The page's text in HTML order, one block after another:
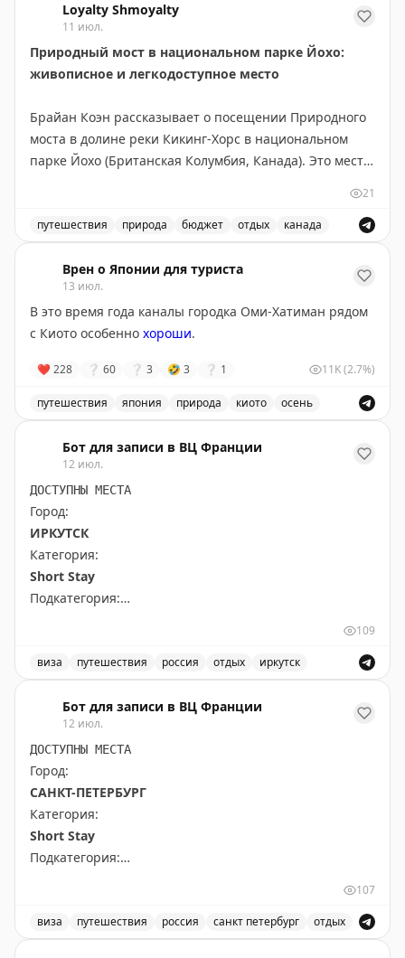
номер, а ужин превратился в экскурсию по винному
погребу. Канадский маршрут длиннее, но предлагает
более продолжительные красивые виды: озера и леса
Северного Онтарио, Канадские Скалистые горы.
Канаду и выделите 5-6 дней, посетив малые города
вроде Вавы или Муз-Джо. Если спешите — США
справедливо конкурируют, особенно если оставить
Points Miles and Bling| Original
Loyalty Shmoyalty
11 июл.
Природный мост в национальном парке Йохо:
живописное и легкодоступное место
Брайан Коэн рассказывает о посещении Природного
моста в долине реки Кикинг-Хорс в национальном
парке Йохо (Британская Колумбия, Канада). Это место
достаточно пройти по искусственному мосту от
парковки. Природный мост образовался благодаря
эрозии известняка и абразии, вызванной потоком
реки. Река продолжает активно вырезать русло,
создавая впечатляющие скальные формации с
водяными бассейнами. Вход в парк Йохо платный, но
подходит для быстрого визита — даже 10 минут
достаточно. Учтите, что в пиковый сезон здесь
бывает многолюдно из-за туристических автобусов.
The Gate with Brian Cohen
21
путешествия природа бюджет отдых канада
Врен о Японии для туриста
13 июл.
В это время года каналы городка Оми-Хатиман рядом
с Киото особенно хороши.
❤ 228 ❔ 60 ❔ 3 🤣 3 ❔ 1 11K(2.7%)
путешествия япония природа киото осень
Бот для записи в ВЦ Франции
12 июл.
ДОСТУПНЫ МЕСТА
Город:
ИРКУТСК
Категория:
Short Stay
Подкатегория:
Доступны даты:
📆28.09.2026 (3 шт.): 10:00, 12:00, 9:00
Всего свободных мест:
109
виза путешествия россия отдых иркутск
Бот для записи в ВЦ Франции
12 июл.
ДОСТУПНЫ МЕСТА
Город:
САНКТ-ПЕТЕРБУРГ
Категория:
Short Stay
Подкатегория:
Доступны даты:
107
виза путешествия россия санкт петербург отдых